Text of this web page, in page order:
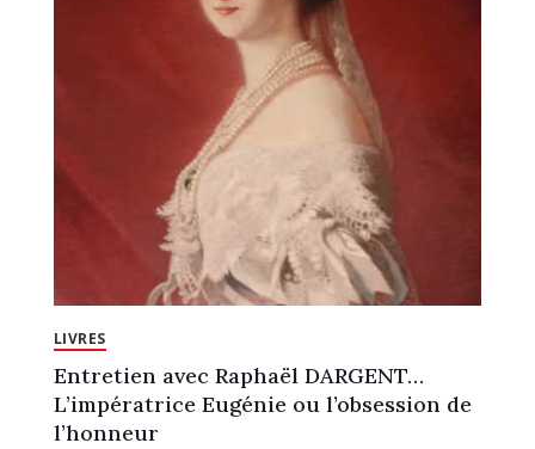
LIVRES
Entretien avec Raphaël DARGENT…
L’impératrice Eugénie ou l’obsession de
l’honneur